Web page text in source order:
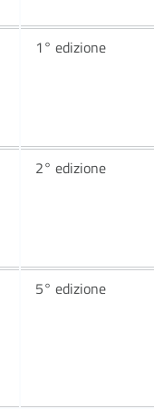
1° edizione
2° edizione
5° edizione